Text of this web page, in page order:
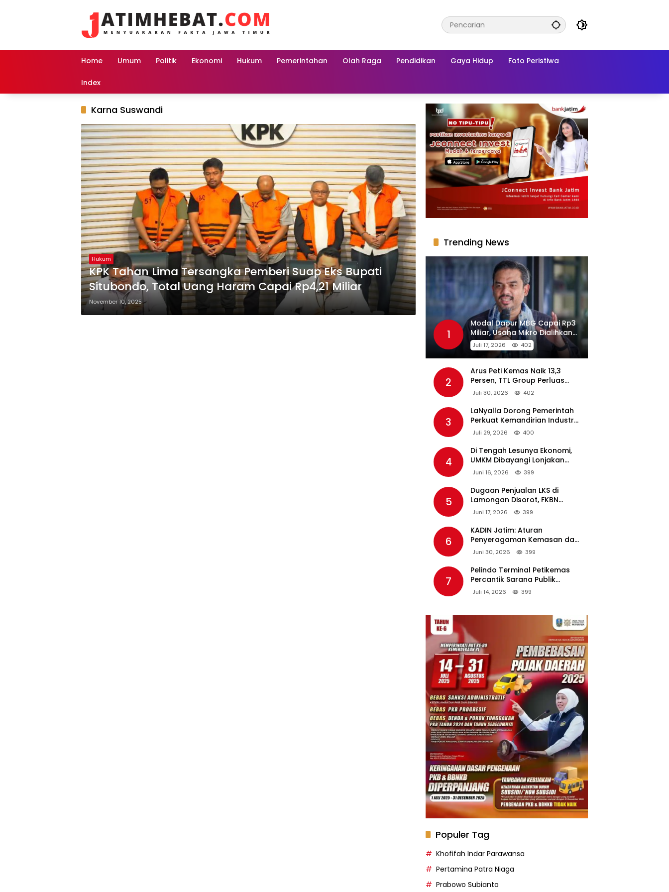
Home Umum Politik Ekonomi Hukum Pemerintahan Olah Raga Pendidikan Gaya Hidup Foto Peristiwa
Index
Karna Suswandi
Hukum
KPK Tahan Lima Tersangka Pemberi Suap Eks Bupati
Situbondo, Total Uang Haram Capai Rp4,21 Miliar
November 10, 2025
Trending News
1
Modal Dapur MBG Capai Rp3
Miliar, Usaha Mikro Dialihkan
Jadi Pemasok
Juli 17, 2026 402
2
Arus Peti Kemas Naik 13,3
Persen, TTL Group Perluas
Konektivitas Maritim Global
Juli 30, 2026 402
3
LaNyalla Dorong Pemerintah
Perkuat Kemandirian Industri
Pertahanan Maritim Lewat PT
Juli 29, 2026 400
4
Di Tengah Lesunya Ekonomi,
UMKM Dibayangi Lonjakan
Harga BBM Nonsubsidi
Juni 16, 2026 399
5
Dugaan Penjualan LKS di
Lamongan Disorot, FKBN
Minta APH dan Dinas
Juni 17, 2026 399
6
KADIN Jatim: Aturan
Penyeragaman Kemasan dan
Larangan Bahan Tambahan
Tembakau
Juni 30, 2026 399
7
Pelindo Terminal Petikemas
Percantik Sarana Publik
Warga Ring 1 Terminal Teluk
Juli 14, 2026 399
Populer Tag
Khofifah Indar Parawansa
Pertamina Patra Niaga
Prabowo Subianto